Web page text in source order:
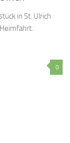
in St. Ulrich
0